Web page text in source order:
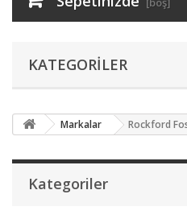
KATEGORILER
Markalar Rockford
Kategoriler